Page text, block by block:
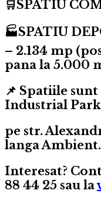
🛒SPATIU
🏭SPATIU
– 2.134 mp
pana la 5.000
📌 Spatiile
Industrial
pe str.
langa Ambient.
Interesat?
88 44 25 sau la